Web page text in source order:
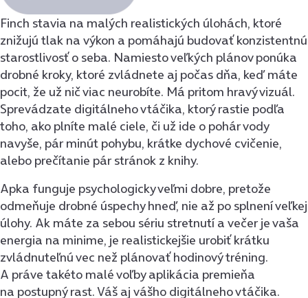
Finch stavia na malých realistických úlohách, ktoré
znižujú tlak na výkon a pomáhajú budovať konzistentnú
starostlivosť o seba. Namiesto veľkých plánov ponúka
drobné kroky, ktoré zvládnete aj počas dňa, keď máte
pocit, že už nič viac neurobíte. Má pritom hravý vizuál.
Sprevádzate digitálneho vtáčika, ktorý rastie podľa
toho, ako plníte malé ciele, či už ide o pohár vody
navyše, pár minút pohybu, krátke dychové cvičenie,
alebo prečítanie pár stránok z knihy.
Apka funguje psychologicky veľmi dobre, pretože
odmeňuje drobné úspechy hneď, nie až po splnení veľkej
úlohy. Ak máte za sebou sériu stretnutí a večer je vaša
energia na minime, je realistickejšie urobiť krátku
zvládnuteľnú vec než plánovať hodinový tréning.
A práve takéto malé voľby aplikácia premieňa
na postupný rast. Váš aj vášho digitálneho vtáčika.